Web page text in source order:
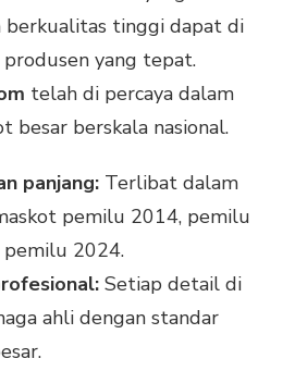
berkualitas tinggi dapat di
yang tepat.
telah di percaya dalam
besar berskala nasional.
panjang: Terlibat dalam
pemilu 2014, pemilu
pemilu 2024.
Setiap detail di
ahli dengan standar